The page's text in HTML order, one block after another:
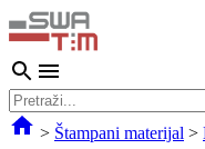
> Štampani materijal >